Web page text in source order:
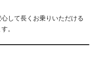
して長くお乗りいただける
。